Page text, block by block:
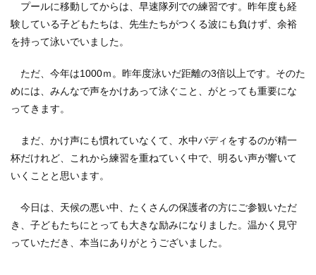
プールに移動してからは、早速隊列での練習です。昨年度も経
験している子どもたちは、先生たちがつくる波にも負けず、余裕
を持って泳いでいました。
ただ、今年は1000ｍ。昨年度泳いだ距離の3倍以上です。そのた
めには、みんなで声をかけあって泳ぐこと、がとっても重要にな
ってきます。
まだ、かけ声にも慣れていなくて、水中バディをするのが精一
杯だけれど、これから練習を重ねていく中で、明るい声が響いて
いくことと思います。
今日は、天候の悪い中、たくさんの保護者の方にご参観いただ
き、子どもたちにとっても大きな励みになりました。温かく見守
っていただき、本当にありがとうございました。